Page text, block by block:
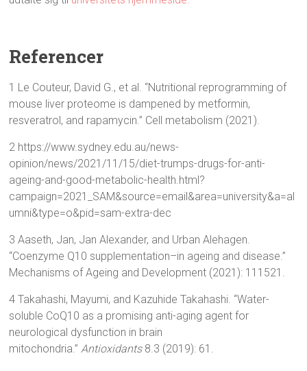
Referencer
1 Le Couteur, David G., et al. “Nutritional reprogramming of
mouse liver proteome is dampened by metformin,
resveratrol, and rapamycin.” Cell metabolism (2021).
2 https://www.sydney.edu.au/news-
opinion/news/2021/11/15/diet-trumps-drugs-for-anti-
ageing-and-good-metabolic-health.html?
campaign=2021_SAM&source=email&area=university&a=al
umni&type=o&pid=sam-extra-dec
3 Aaseth, Jan, Jan Alexander, and Urban Alehagen.
“Coenzyme Q10 supplementation–in ageing and disease.”
Mechanisms of Ageing and Development (2021): 111521.
4 Takahashi, Mayumi, and Kazuhide Takahashi. “Water-
soluble CoQ10 as a promising anti-aging agent for
neurological dysfunction in brain
mitochondria.” Antioxidants8.3 (2019): 61.